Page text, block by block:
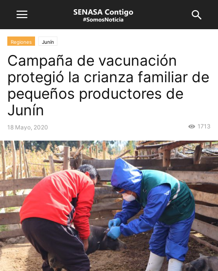
Regiones Junín
Campaña de vacunación
protegió la crianza familiar de
pequeños productores de
Junín
18 Mayo, 2020 1713